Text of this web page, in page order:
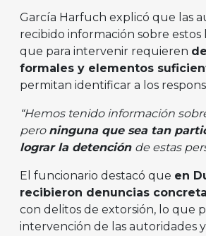
García Harfuch explicó que las
recibido información sobre estos
que para intervenir requieren
formales y elementos
permitan identificar a los
“Hemos tenido información
pero ninguna que sea tan
lograr la detención de estas
El funcionario destacó que en
recibieron denuncias
con delitos de extorsión, lo que
intervención de las autoridades